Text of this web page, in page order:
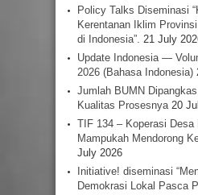
Policy Talks Diseminasi
Kerentanan Iklim
di Indonesia”. 21 July
Update Indonesia —
2026 (Bahasa Indonesia)
Jumlah BUMN
Kualitas Prosesnya 20
TIF 134 – Koperasi Desa
Mampukah Mendorong
July 2026
Initiative! diseminasi
Demokrasi Lokal Pasca